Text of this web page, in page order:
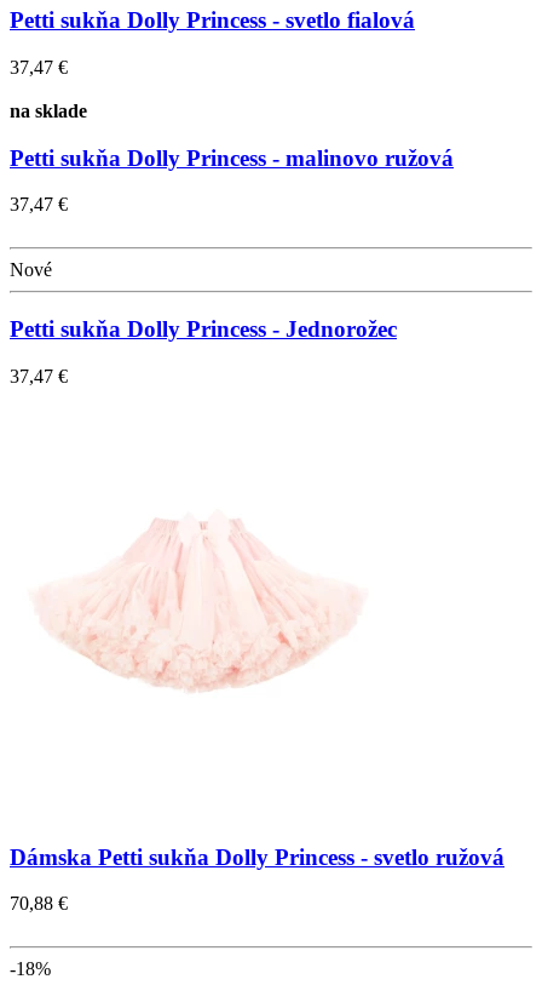
Petti sukňa Dolly Princess - svetlo fialová
37,47 €
na sklade
Petti sukňa Dolly Princess - malinovo ružová
37,47 €
Nové
Petti sukňa Dolly Princess - Jednorožec
37,47 €
Dámska Petti sukňa Dolly Princess - svetlo ružová
70,88 €
-18%